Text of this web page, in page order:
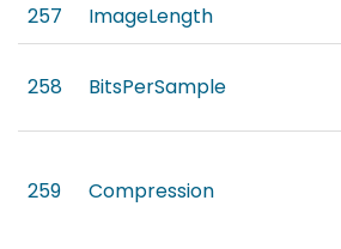
257 ImageLength
258 BitsPerSample
259 Compression